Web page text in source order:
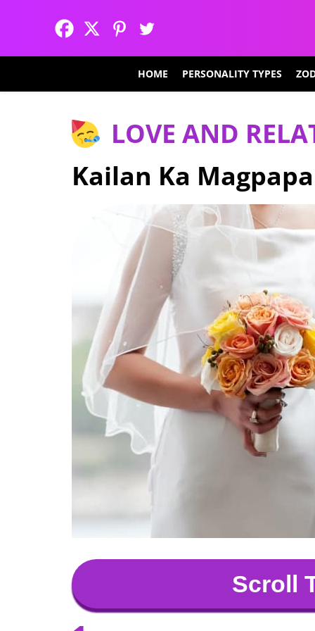
HOME PERSONALITY TYPES
LOVE AND
Kailan Ka
Scroll